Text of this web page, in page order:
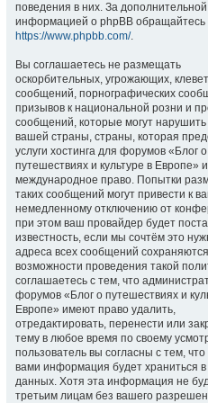
поведения в них. За дополнительной
информацией о phpBB обращайтесь
https://www.phpbb.com/.
Вы соглашаетесь не размещать
оскорбительных, угрожающих,
сообщений, порнографических
призывов к национальной розни и
сообщений, которые могут нарушить
вашей страны, страны, которая
услуги хостинга для форумов «Блог о
путешествиях и культуре в Европе»
международное право. Попытки
таких сообщений могут привести к
немедленному отключению от
при этом ваш провайдер будет
известность, если мы сочтём это
адреса всех сообщений
возможности проведения такой
соглашаетесь с тем, что
форумов «Блог о путешествиях и
Европе» имеют право удалить,
отредактировать, перенести или
тему в любое время по своему
пользователь вы согласны с тем,
вами информация будет храниться в
данных. Хотя эта информация не
третьим лицам без вашего